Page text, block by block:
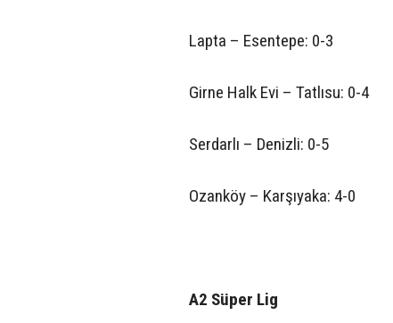
Lapta – Esentepe: 0-3
Girne Halk Evi – Tatlısu: 0-4
Serdarlı – Denizli: 0-5
Ozanköy – Karşıyaka: 4-0
A2 Süper Lig